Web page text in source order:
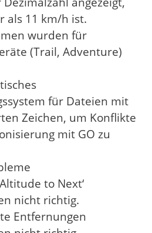
als 11 km/h ist.
wurden für
(Trail, Adventure)
für Dateien mit
Zeichen, um Konflikte
mit GO zu
to Next‘
nicht richtig.
Entfernungen